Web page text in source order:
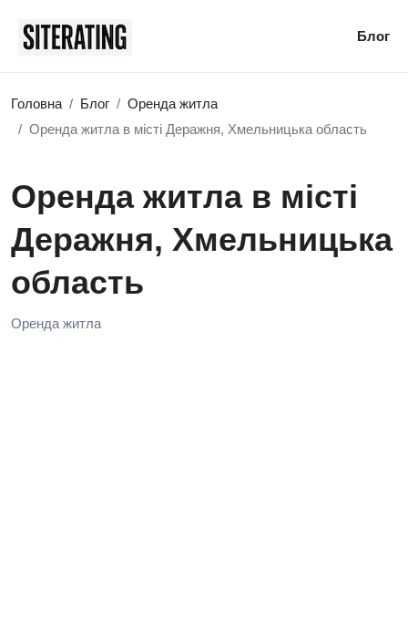
Блог
Головна Блог
Оренда житла
Оренда житла в місті Деражня, Хмельницька область
Оренда житла в місті
Деражня, Хмельницька
область
Оренда житла